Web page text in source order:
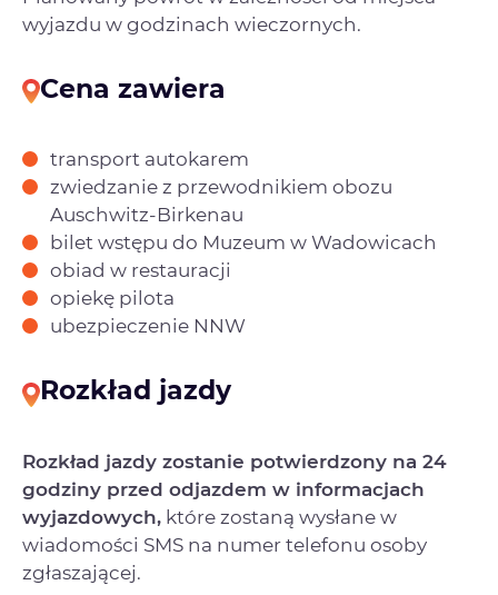
wyjazdu w godzinach wieczornych.
Cena zawiera
transport autokarem
zwiedzanie z przewodnikiem obozu
Auschwitz-Birkenau
bilet wstępu do Muzeum w Wadowicach
obiad w restauracji
opiekę pilota
ubezpieczenie NNW
Rozkład jazdy
Rozkład jazdy zostanie potwierdzony na 24
godziny przed odjazdem w informacjach
wyjazdowych, które zostaną wysłane w
wiadomości SMS na numer telefonu osoby
zgłaszającej.